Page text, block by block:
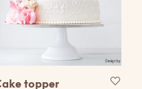
topper